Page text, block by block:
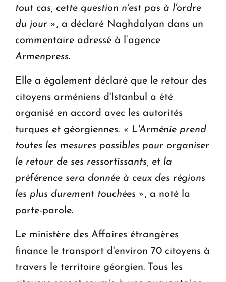
tout cas, cette question n'est pas à l'ordre
du jour » , a déclaré Naghdalyan dans un
commentaire adressé à l’agence
Armenpress.
Elle a également déclaré que le retour des
citoyens arméniens d'Istanbul a été
organisé en accord avec les autorités
turques et géorgiennes. « L'Arménie prend
toutes les mesures possibles pour organiser
le retour de ses ressortissants, et la
préférence sera donnée à ceux des régions
les plus durement touchées » , a noté la
porte-parole.
Le ministère des Affaires étrangères
finance le transport d'environ 70 citoyens à
travers le territoire géorgien. Tous les